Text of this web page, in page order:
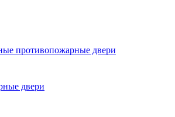
противопожарные двери
двери